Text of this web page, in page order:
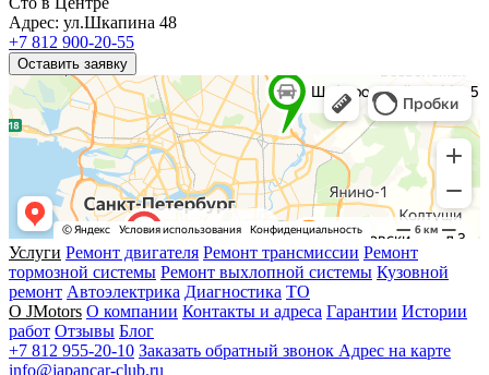
Адрес: ул.Шкапина 48
+7 812 900-20-55
Оставить заявку
Услуги Ремонт двигателя Ремонт трансмиссии Ремонт
тормозной системы Ремонт выхлопной системы Кузовной
ремонт Автоэлектрика Диагностика ТО
О JMotors О компании Контакты и адреса Гарантии Истории
работ Отзывы Блог
+7 812 955-20-10 Заказать обратный звонок Адрес на карте
info@japancar-club.ru